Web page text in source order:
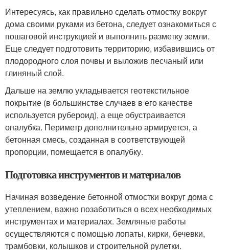
Интересуясь, как правильно сделать отмостку вокруг
дома своими руками из бетона, следует ознакомиться с
пошаговой инструкцией и выполнить разметку земли.
Еще следует подготовить территорию, избавившись от
плодородного слоя почвы и выложив песчаный или
глиняный слой.
Дальше на землю укладывается геотекстильное
покрытие (в большинстве случаев в его качестве
используется рубероид), а еще обустраивается
опалубка. Периметр дополнительно армируется, а
бетонная смесь, созданная в соответствующей
пропорции, помещается в опалубку.
Подготовка инструментов и материалов
Начиная возведение бетонной отмостки вокруг дома с
утеплением, важно позаботиться о всех необходимых
инструментах и материалах. Земляные работы
осуществляются с помощью лопаты, кирки, бечевки,
трамбовки, колышков и строительной рулетки.